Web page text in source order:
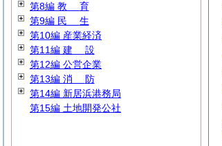
第8編 教 育
第9編 民 生
第10編 産業経済
第11編 建 設
第12編 公営企業
第13編 消 防
第14編 新居浜港務局
第15編 土地開発公社